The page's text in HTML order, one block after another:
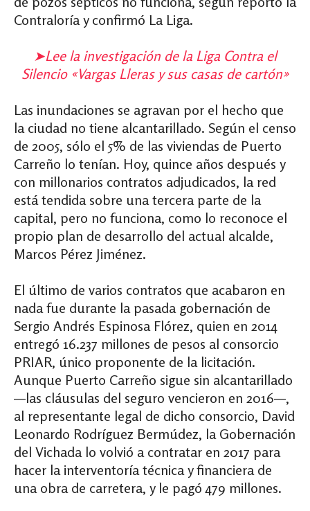
Contraloría y confirmó La Liga.
➤Lee la investigación de la Liga Contra el
Silencio «Vargas Lleras y sus casas de cartón»
Las inundaciones se agravan por el hecho que
la ciudad no tiene alcantarillado. Según el censo
de 2005, sólo el 5% de las viviendas de Puerto
Carreño lo tenían. Hoy, quince años después y
con millonarios contratos adjudicados, la red
está tendida sobre una tercera parte de la
capital, pero no funciona, como lo reconoce el
propio plan de desarrollo del actual alcalde,
Marcos Pérez Jiménez.
El último de varios contratos que acabaron en
nada fue durante la pasada gobernación de
Sergio Andrés Espinosa Flórez, quien en 2014
entregó 16.237 millones de pesos al consorcio
PRIAR, único proponente de la licitación.
Aunque Puerto Carreño sigue sin alcantarillado
—las cláusulas del seguro vencieron en 2016—,
al representante legal de dicho consorcio, David
Leonardo Rodríguez Bermúdez, la Gobernación
del Vichada lo volvió a contratar en 2017 para
hacer la interventoría técnica y financiera de
una obra de carretera, y le pagó 479 millones.